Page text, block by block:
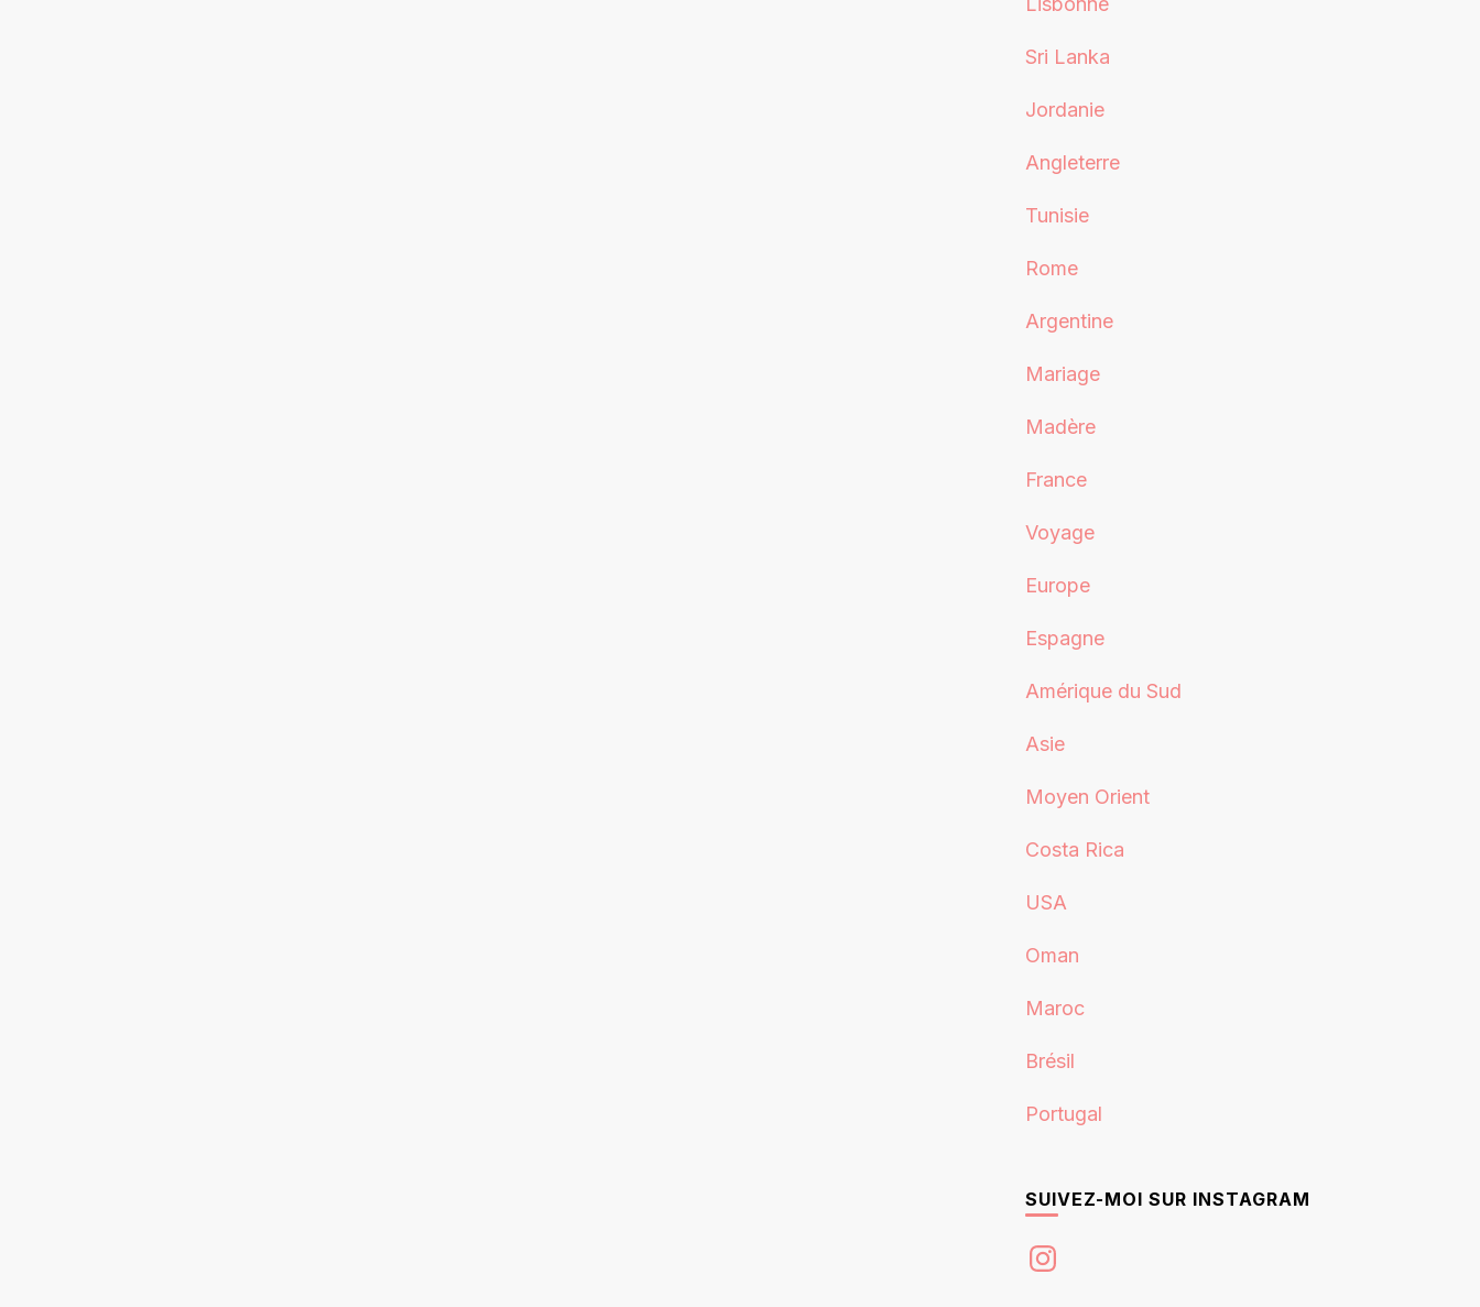
Sri Lanka
Jordanie
Angleterre
Tunisie
Rome
Argentine
Mariage
Madère
France
Voyage
Europe
Espagne
Amérique du Sud
Asie
Moyen Orient
Costa Rica
USA
Oman
Maroc
Brésil
Portugal
SUIVEZ-MOI SUR INSTAGRAM
Instagram